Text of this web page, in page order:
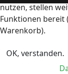
nutzen, stellen
Funktionen bereit
Warenkorb).
OK, verstanden.